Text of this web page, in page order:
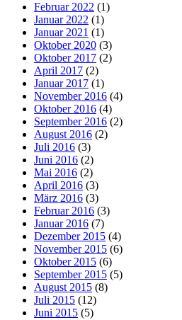
Februar 2022 (1)
Januar 2022 (1)
Januar 2021 (1)
Oktober 2020 (3)
Oktober 2017 (2)
April 2017 (2)
Januar 2017 (1)
November 2016 (4)
Oktober 2016 (4)
September 2016 (2)
August 2016 (2)
Juli 2016 (3)
Juni 2016 (2)
Mai 2016 (2)
April 2016 (3)
März 2016 (3)
Februar 2016 (3)
Januar 2016 (7)
Dezember 2015 (4)
November 2015 (6)
Oktober 2015 (6)
September 2015 (5)
August 2015 (8)
Juli 2015 (12)
Juni 2015 (5)